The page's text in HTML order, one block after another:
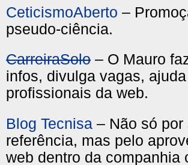
CeticismoAberto –
pseudo-ciência.
CarreiraSolo – O Mauro
infos, divulga vagas,
profissionais da web.
Blog Tecnisa – Não só
referência, mas pelo
web dentro da companhia